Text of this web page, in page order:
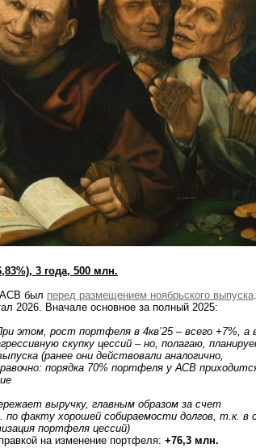
3 года, 500 млн.
АСВ был перед размещением ноябрьского выпуска
2026. Вначале основное за полный 2025:
этом, рост портфеля в 4кв’25 – всего +7%, а
скупку цессий – но, полагаю,
(ранее они действовали аналогично,
порядка 70% портфеля у АСВ
выручку, главным образом за счет
факту хорошей собираемости долгов, т.к. в
портфеля цессий)
на изменение портфеля: +76,3 млн.